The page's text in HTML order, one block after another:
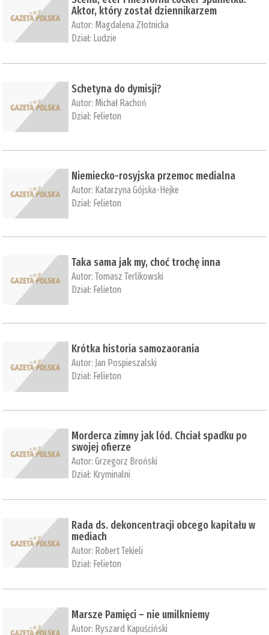
Aktor, który został dziennikarzem
Autor: Magdalena Złotnicka
Dział: Ludzie
Schetyna do dymisji?
Autor: Michał Rachoń
Dział: Felieton
Niemiecko-rosyjska przemoc medialna
Autor: Katarzyna Gójska-Hejke
Dział: Felieton
Taka sama jak my, choć trochę inna
Autor:Tomasz Terlikowski
Dział: Felieton
Krótka historia samozaorania
Autor: Jan Pospieszalski
Dział: Felieton
Morderca zimny jak lód. Chciał spadku po
swojej ofierze
Autor:Grzegorz Broński
Dział: Kryminalni
Rada ds. dekoncentracji obcego kapitału w
mediach
Autor: Robert Tekieli
Dział: Felieton
Marsze Pamięci – nie umilkniemy
Autor: Ryszard Kapuściński